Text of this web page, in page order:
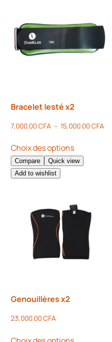
Bracelet lesté x2
7,000.00CFA – 15,000.00CFA
Choix des options
Compare
Quick view
Add to wishlist
Genouillères x2
23,000.00CFA